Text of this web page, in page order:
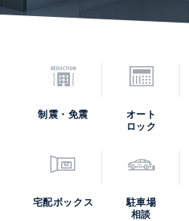
制震・免震
オート
ロック
宅配ボックス
駐車場
相談